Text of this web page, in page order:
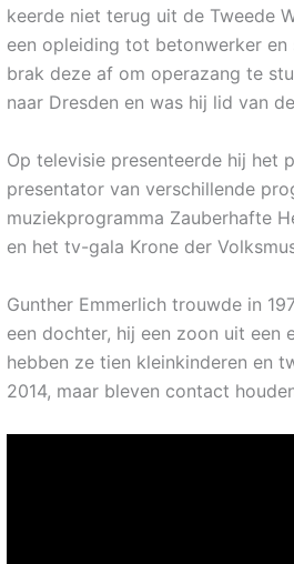
keerde niet terug uit de Tweede
een opleiding tot betonwerker
brak deze af om operazang te
naar Dresden en was hij lid van
Op televisie presenteerde hij het
presentator van verschillende
muziekprogramma Zauberhafte
en het tv-gala Krone der
Gunther Emmerlich trouwde in
een dochter, hij een zoon uit een
hebben ze tien kleinkinderen en
2014, maar bleven contact